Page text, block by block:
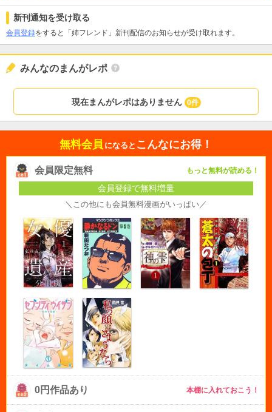
新刊通知を受け取る
会員登録をすると「姉フレンド」新刊配信のお知らせが受け取れます。
みんなのまんがレポ
現在まんがレポはありません 0件
無料会員 になると こんなにお得！
会員限定無料 もっと無料が読める！
会員登録で無料増量
＼この他にも会員無料漫画がいっぱい／
0円作品あり 本棚に入れておこう！